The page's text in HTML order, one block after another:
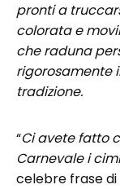
pronti a
colorata e
che raduna
rigorosamente
tradizione.
“Ci avete fatto
Carnevale i
celebre frase di